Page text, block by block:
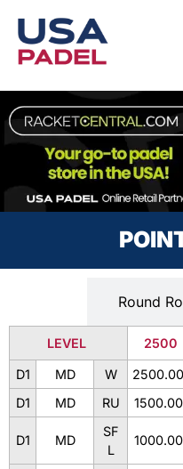
Round
LEVEL 2500
D1 MD W 2500.00
D1
MD RU 1500.00
D1 MD
SF
L
1000.00